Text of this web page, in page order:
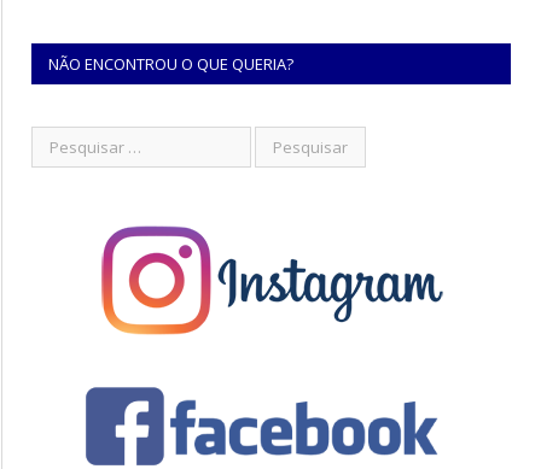
NÃO ENCONTROU O QUE QUERIA?